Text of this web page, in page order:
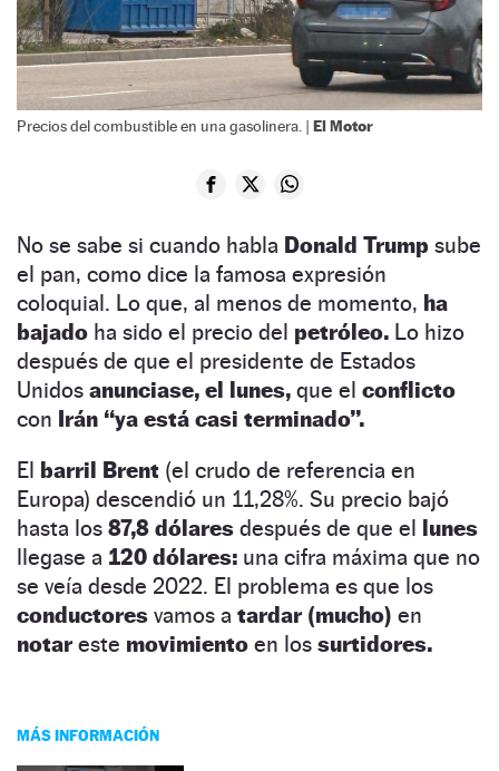
Precios del combustible en una gasolinera. | El Motor
No se sabe si cuando habla Donald Trump sube
el pan, como dice la famosa expresión
coloquial. Lo que, al menos de momento, ha
bajado ha sido el precio del petróleo. Lo hizo
después de que el presidente de Estados
Unidos anunciase, el lunes, que el conflicto
con Irán “ya está casi terminado”.
El barril Brent (el crudo de referencia en
Europa) descendió un 11,28%. Su precio bajó
hasta los 87,8 dólares después de que el lunes
llegase a 120 dólares: una cifra máxima que no
se veía desde 2022. El problema es que los
conductores vamos a tardar (mucho) en
notareste movimiento en los surtidores.
MÁS INFORMACIÓN